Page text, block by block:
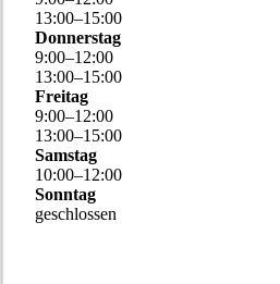
13:00–15:00
Donnerstag
9:00–12:00
13:00–15:00
Freitag
9:00–12:00
13:00–15:00
Samstag
10:00–12:00
Sonntag
geschlossen